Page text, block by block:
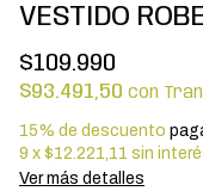
VESTIDO
$109.990
$93.491,50 con
15% de descuento
9 x $12.221,11 sin
Ver más detalles